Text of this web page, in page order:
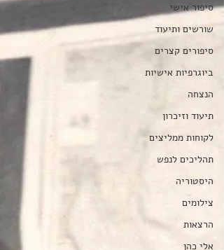
סיפור אישי
שורשים ותיעוד
סיפורים קצרים
ביוגרפיות אישיות
הנצחה
תיעוד וזיכרון
לקוחות ממליצים
תהליכים לנפש
היסטוריה
צילומים
הרצאות
אלי כהן